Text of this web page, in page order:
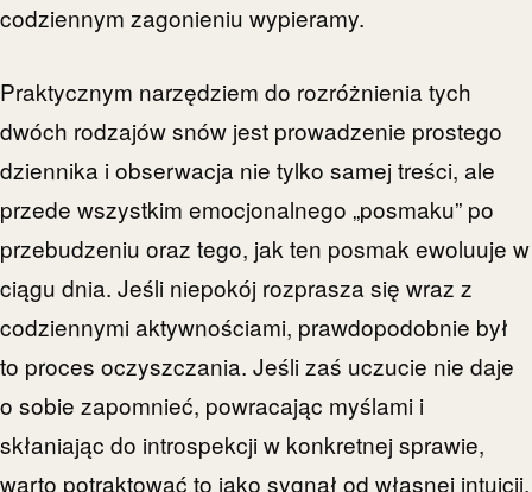
codziennym zagonieniu wypieramy.
Praktycznym narzędziem do rozróżnienia tych
dwóch rodzajów snów jest prowadzenie prostego
dziennika i obserwacja nie tylko samej treści, ale
przede wszystkim emocjonalnego „posmaku” po
przebudzeniu oraz tego, jak ten posmak ewoluuje w
ciągu dnia. Jeśli niepokój rozprasza się wraz z
codziennymi aktywnościami, prawdopodobnie był
to proces oczyszczania. Jeśli zaś uczucie nie daje
o sobie zapomnieć, powracając myślami i
skłaniając do introspekcji w konkretnej sprawie,
warto potraktować to jako sygnał od własnej intuicji,